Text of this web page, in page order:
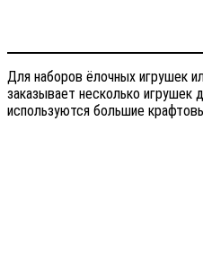
Для наборов ёлочных игрушек
заказывает несколько игрушек
используются большие